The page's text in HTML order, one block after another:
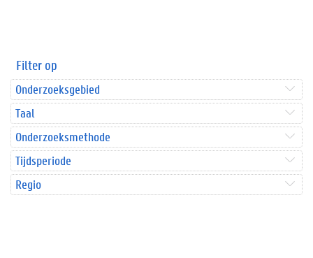
Filter op
Onderzoeksgebied
Taal
Onderzoeksmethode
Tijdsperiode
Regio